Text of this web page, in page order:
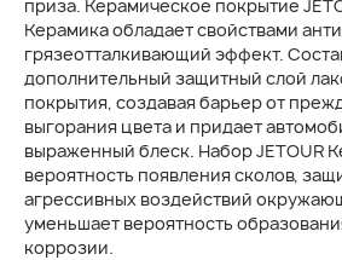
приза. Керамическое покрытие
Керамика обладает свойствами
грязеотталкивающий эффект.
дополнительный защитный слой
покрытия, создавая барьер от
выгорания цвета и придает
выраженный блеск. Набор JETOUR
вероятность появления сколов,
агрессивных воздействий
уменьшает вероятность
коррозии.